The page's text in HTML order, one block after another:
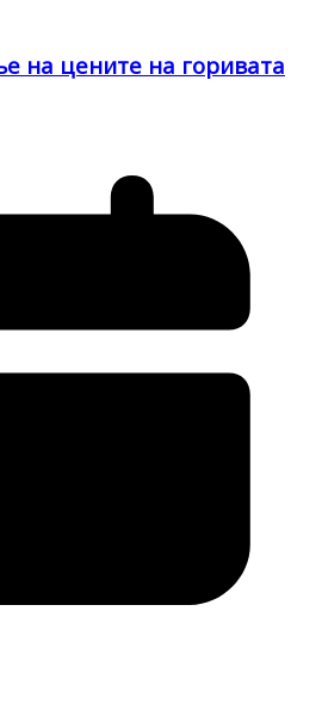
на цените на горивата